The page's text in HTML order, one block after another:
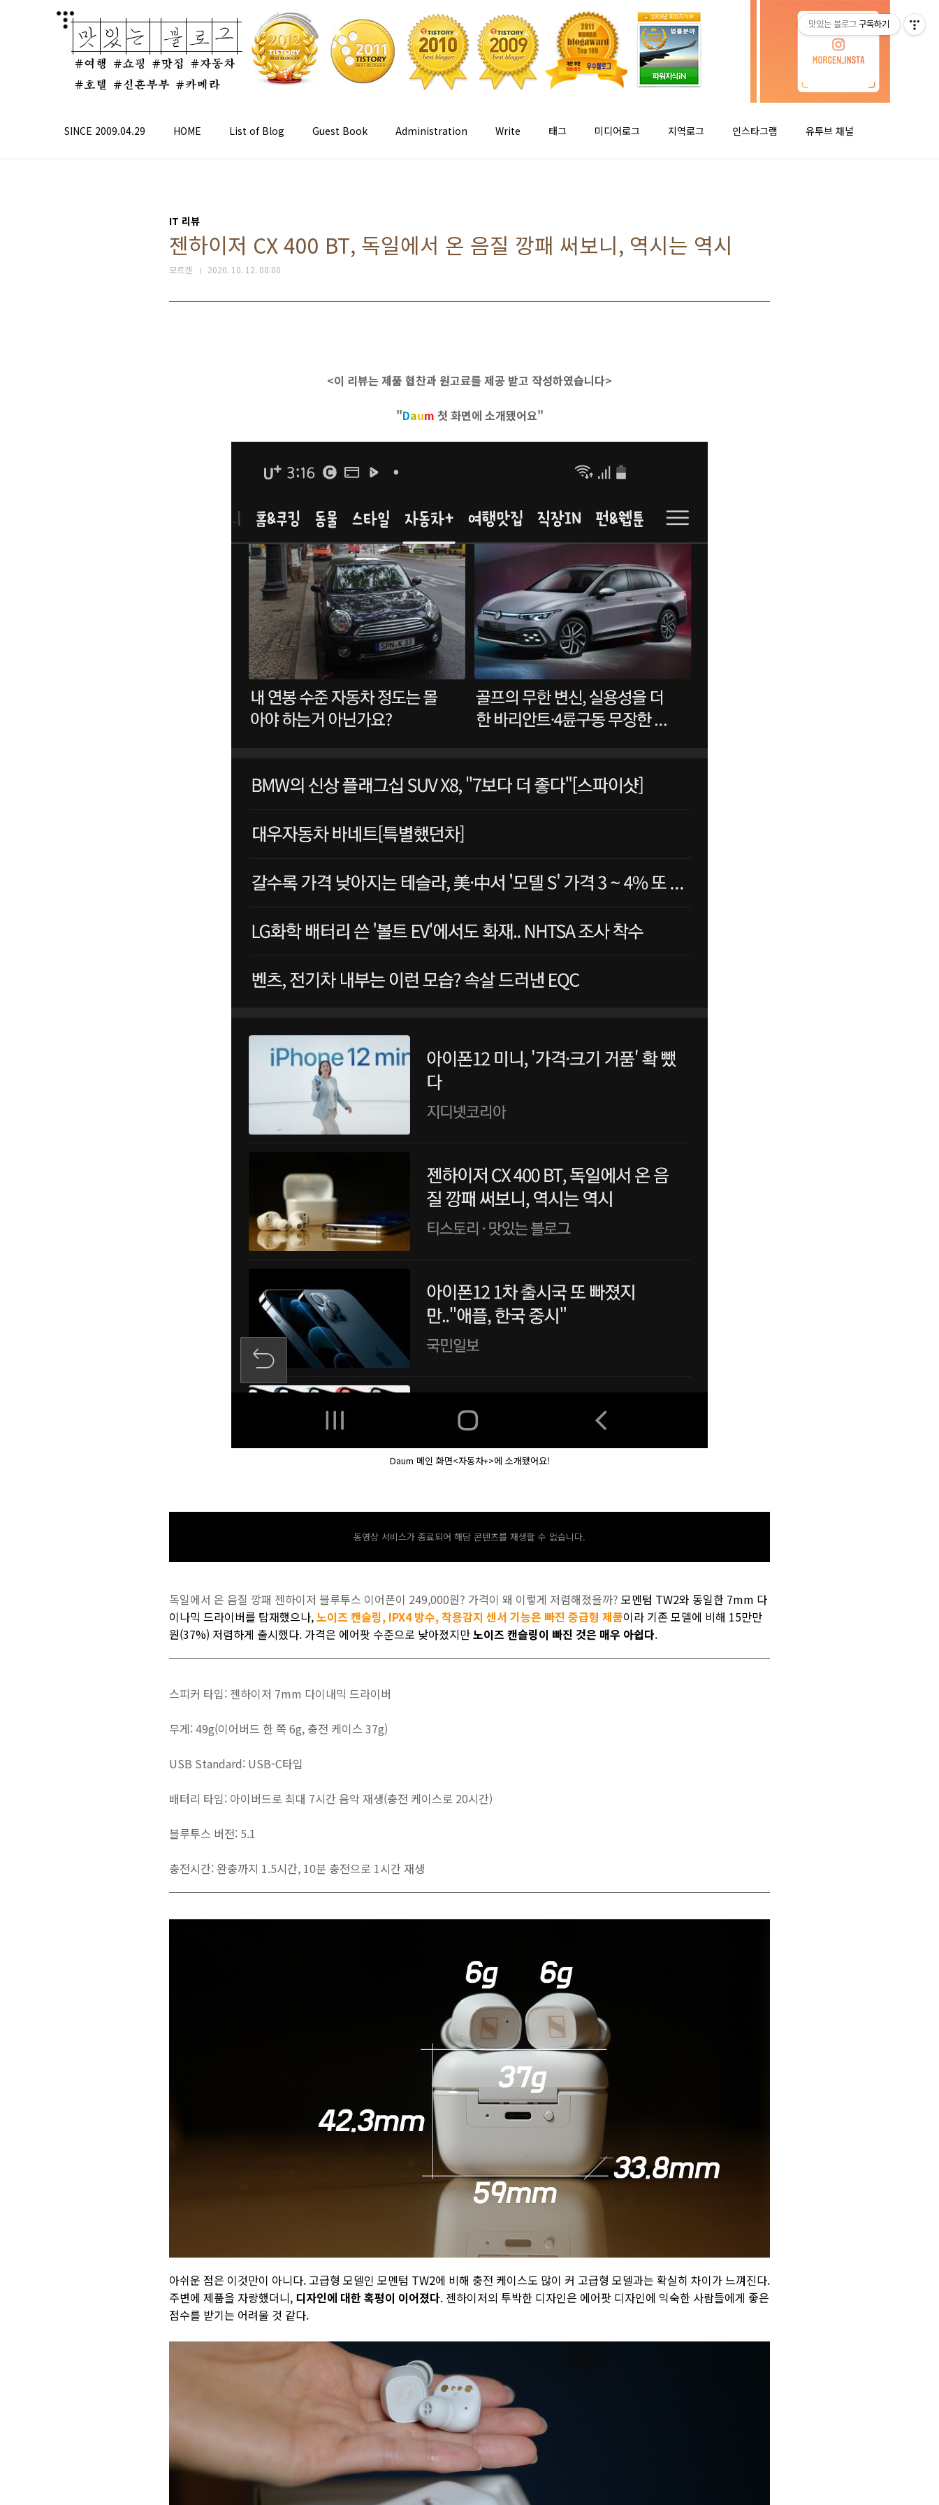
SINCE 2009.04.29 HOME List of Blog Guest Book Administration Write 태그 미디어로그 지역로그 인스타그램 유투브 채널
IT 리뷰
젠하이저 CX 400 BT, 독일에서 온 음질 깡패 써보니, 역시는 역시
모르겐 2020. 10. 12. 08:00
<이 리뷰는 제품 협찬과 원고료를 제공 받고 작성하였습니다>
"Daum 첫 화면에 소개됐어요"
Daum 메인 화면<자동차+>에 소개됐어요!
동영상 서비스가 종료되어 해당 콘텐츠를 재생할 수 없습니다.
독일에서 온 음질 깡패 젠하이저 블루투스 이어폰이 249,000원? 가격이 왜 이렇게 저렴해졌을까? 모멘텀 TW2와 동일한 7mm 다
이나믹 드라이버를 탑재했으나,노이즈 캔슬링, IPX4 방수, 착용감지 센서 기능은 빠진 중급형 제품이라 기존 모델에 비해 15만만
원(37%) 저렴하게 출시했다. 가격은 에어팟 수준으로 낮아졌지만노이즈 캔슬링이 빠진 것은 매우 아쉽다.
스피커 타입: 젠하이저 7mm 다이내믹 드라이버
무게: 49g(이어버드 한 쪽 6g, 충전 케이스 37g)
USB Standard: USB-C타입
배터리 타임: 아이버드로 최대 7시간 음악 재생(충전 케이스로 20시간)
블루투스 버전: 5.1
충전시간: 완충까지 1.5시간, 10분 충전으로 1시간 재생
아쉬운 점은 이것만이 아니다. 고급형 모델인 모멘텀 TW2에 비해 충전 케이스도 많이 커 고급형 모델과는 확실히 차이가 느껴진다.
주변에 제품을 자랑했더니, 디자인에 대한 혹평이 이어졌다. 젠하이저의 투박한 디자인은 에어팟 디자인에 익숙한 사람들에게 좋은
점수를 받기는 어려울 것 같다.
맛있는 블로그 구독하기